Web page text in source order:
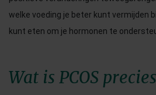
welke voeding je beter kunt vermijden
kunt eten om je hormonen te
Wat is PCOS